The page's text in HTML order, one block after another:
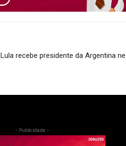
Lula recebe presidente da Argentina
- Publicidade -